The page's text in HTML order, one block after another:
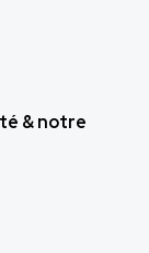
& notre